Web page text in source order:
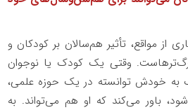
از مواقع، تأثیر هم‌سالان بر کودکان و
وقتی یک کودک یا نوجوان
به خودش توانسته در یک حوزه علمی،
باور می‌کند که او هم می‌تواند. به